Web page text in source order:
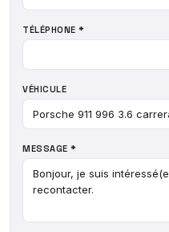
TÉLÉPHONE *
VÉHICULE
MESSAGE *